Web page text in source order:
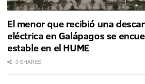
El menor que recibió una
eléctrica en Galápagos se
estable en el HUME
0 SHARES